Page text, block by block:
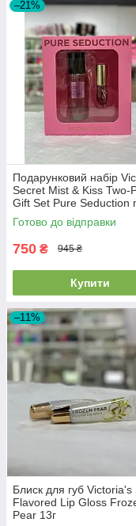
–21%
Подарунковий набір
Secret Mist & Kiss Two-
Gift Set Pure Seduction
75мл+ lip oil 3.2г
Готово до відправки
750 ₴ 945 ₴
Купити
–11%
Блиск для губ Victoria's
Flavored Lip Gloss
Pear 13г